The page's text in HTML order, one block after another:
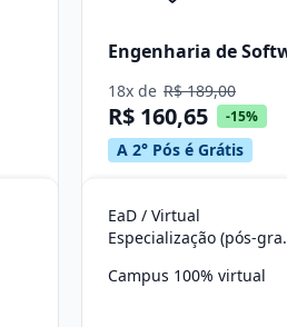
Engenharia de
18x de R$ 189,00
R$ 160,65 -15%
A 2° Pós é Grátis
EaD / Virtual
Campus 100% virtual